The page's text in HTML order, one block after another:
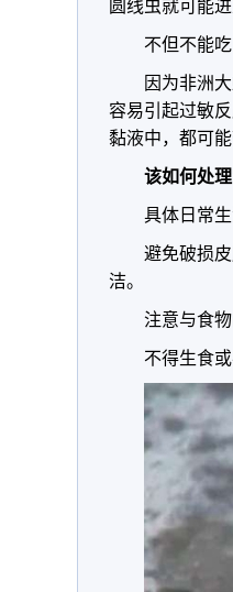
圆线虫就可能
不但不能
因为非洲
容易引起过敏
黏液中，都可
该如何处理
具体日常
避免破损
洁。
注意与食
不得生食